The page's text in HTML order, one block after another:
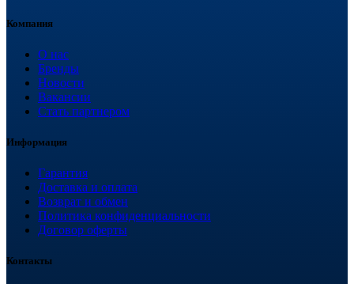
Компания
О нас
Бренды
Новости
Вакансии
Стать партнером
Информация
Гарантия
Доставка и оплата
Возврат и обмен
Политика конфиденциальности
Договор оферты
Контакты